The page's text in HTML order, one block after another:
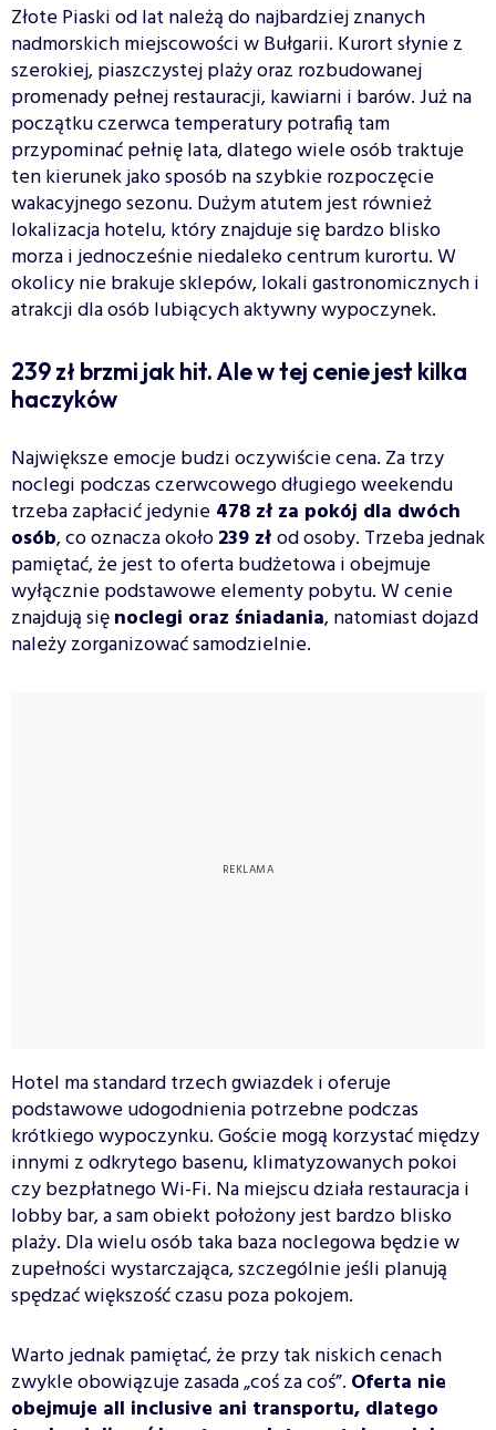
Złote Piaski od lat należą do najbardziej znanych
nadmorskich miejscowości w Bułgarii. Kurort słynie z
szerokiej, piaszczystej plaży oraz rozbudowanej
promenady pełnej restauracji, kawiarni i barów. Już na
początku czerwca temperatury potrafią tam
przypominać pełnię lata, dlatego wiele osób traktuje
ten kierunek jako sposób na szybkie rozpoczęcie
wakacyjnego sezonu. Dużym atutem jest również
lokalizacja hotelu, który znajduje się bardzo blisko
morza i jednocześnie niedaleko centrum kurortu. W
okolicy nie brakuje sklepów, lokali gastronomicznych i
atrakcji dla osób lubiących aktywny wypoczynek.
239 zł brzmi jak hit. Ale w tej cenie jest kilka
haczyków
Największe emocje budzi oczywiście cena. Za trzy
noclegi podczas czerwcowego długiego weekendu
trzeba zapłacić jedynie 478 zł za pokój dla dwóch
osób, co oznacza około239 złod osoby. Trzeba jednak
pamiętać, że jest to oferta budżetowa i obejmuje
wyłącznie podstawowe elementy pobytu. W cenie
znajdują sięnoclegi oraz śniadania, natomiast dojazd
należy zorganizować samodzielnie.
Hotel ma standard trzech gwiazdek i oferuje
podstawowe udogodnienia potrzebne podczas
krótkiego wypoczynku. Goście mogą korzystać między
innymi z odkrytego basenu, klimatyzowanych pokoi
czy bezpłatnego Wi-Fi. Na miejscu działa restauracja i
lobby bar, a sam obiekt położony jest bardzo blisko
plaży. Dla wielu osób taka baza noclegowa będzie w
zupełności wystarczająca, szczególnie jeśli planują
spędzać większość czasu poza pokojem.
Warto jednak pamiętać, że przy tak niskich cenach
zwykle obowiązuje zasada „coś za coś”. Oferta nie
obejmuje all inclusive ani transportu, dlatego